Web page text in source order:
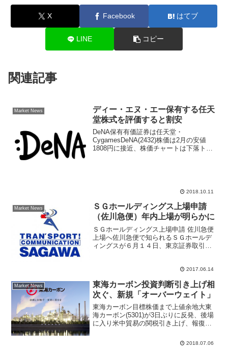
X Facebook はてブ
LINE コピー
関連記事
Market News
ディー・エヌ・エー保有する任天
堂株式を評価すると割安
DeNA保有有価証券は任天堂・
CygamesDeNA(2432)株価は2月の安値
1808円に接近、株価チャートは下落トレ
2018.10.11
Market News
ＳＧホールディングス上場申請
（佐川急便）年内上場が明らかに
ＳＧホールディングス上場申請 佐川急便
上場へ佐川急便で知られるＳＧホールデ
ィングスが６月１４日、東京証券取引所
場などが改めてわかった時点で発表され
2017.06.14
Market News
東海カーボン投資判断引き上げ相
次ぐ、新規「オーバーウェイト」
東海カーボン目標株価まで上値余地大東
海カーボン(5301)が3日ぶりに反発、後場
に入り米中貿易の関税引き上げ、報復関
悪材料出尽くしと受け止め日経平均株価
は上げ幅を拡大。マーケット関係者から
2018.07.06